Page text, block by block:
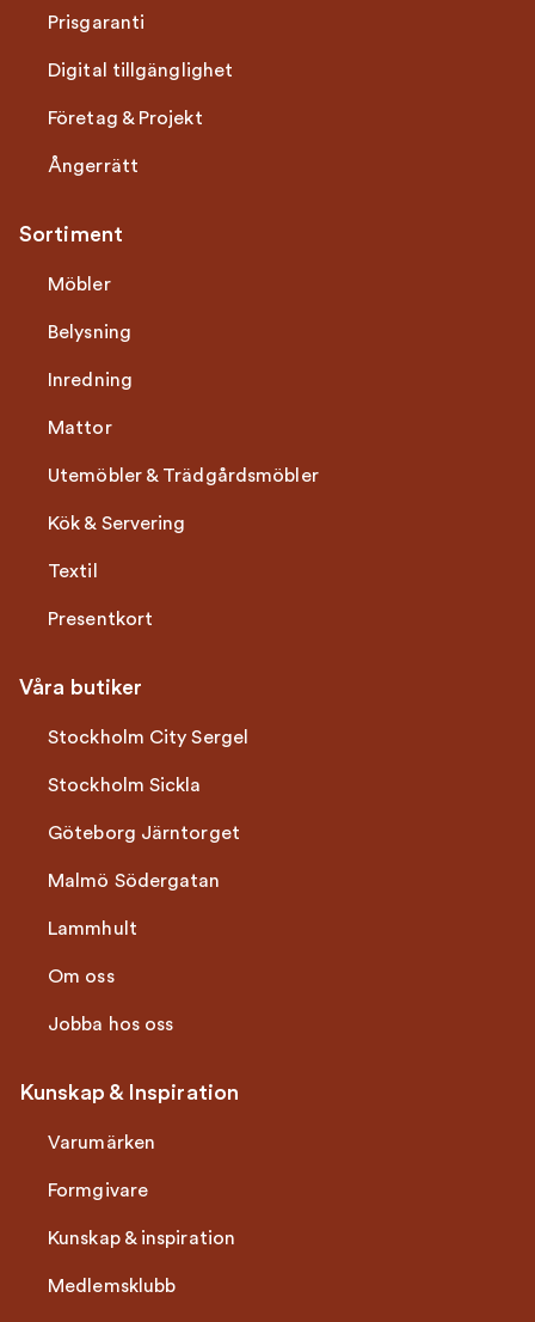
Prisgaranti
Digital tillgänglighet
Företag & Projekt
Ångerrätt
Sortiment
Möbler
Belysning
Inredning
Mattor
Utemöbler & Trädgårdsmöbler
Kök & Servering
Textil
Presentkort
Våra butiker
Stockholm City Sergel
Stockholm Sickla
Göteborg Järntorget
Malmö Södergatan
Lammhult
Om oss
Jobba hos oss
Kunskap & Inspiration
Varumärken
Formgivare
Kunskap & inspiration
Medlemsklubb